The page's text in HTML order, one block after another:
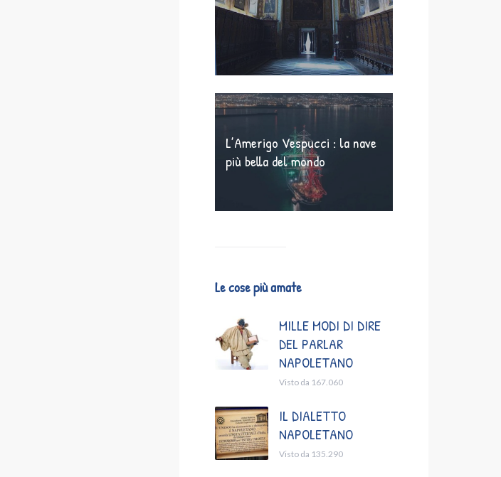
L’Amerigo Vespucci : la nave
più bella del mondo
Le cose più amate
MILLE MODI DI DIRE
DEL PARLAR
NAPOLETANO
Visto da 167.060
IL DIALETTO
NAPOLETANO
Visto da 135.290